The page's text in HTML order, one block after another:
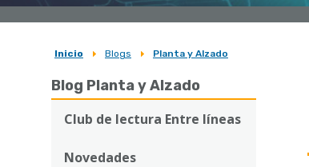
Sobrescribir
enlaces
de
ayuda
Inicio Blogs Planta y Alzado
Blog Planta y Alzado
Club de lectura Entre líneas
Novedades